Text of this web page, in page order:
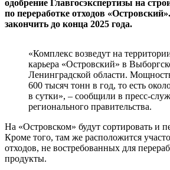
одобрение Главгосэкспертизы на
по переработке отходов
закончить до конца 2025 года.
«Комплекс возведут на
карьера «Островский» в
Ленинградской области.
600 тысяч тонн в год, то есть
в сутки», – сообщили в пресс-
регионального правительства.
На «Островском» будут сортировать и
Кроме того, там же расположится
отходов, не востребованных для
продукты.